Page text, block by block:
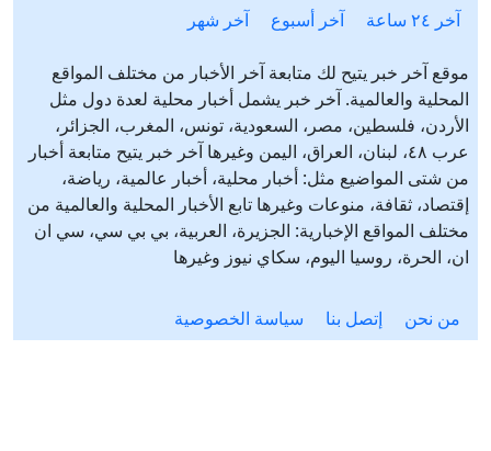
آخر ٢٤ ساعة آخر أسبوع آخر شهر
موقع آخر خبر يتيح لك متابعة آخر الأخبار من مختلف المواقع
المحلية والعالمية. آخر خبر يشمل أخبار محلية لعدة دول مثل
الأردن، فلسطين، مصر، السعودية، تونس، المغرب، الجزائر،
عرب ٤٨، لبنان، العراق، اليمن وغيرها آخر خبر يتيح متابعة أخبار
من شتى المواضيع مثل: أخبار محلية، أخبار عالمية، رياضة،
إقتصاد، ثقافة، منوعات وغيرها تابع الأخبار المحلية والعالمية من
مختلف المواقع الإخبارية: الجزيرة، العربية، بي بي سي، سي ان
ان، الحرة، روسيا اليوم، سكاي نيوز وغيرها
من نحن إتصل بنا سياسة الخصوصية